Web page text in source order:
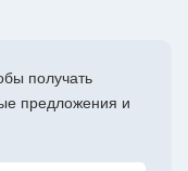
получать
предложения и